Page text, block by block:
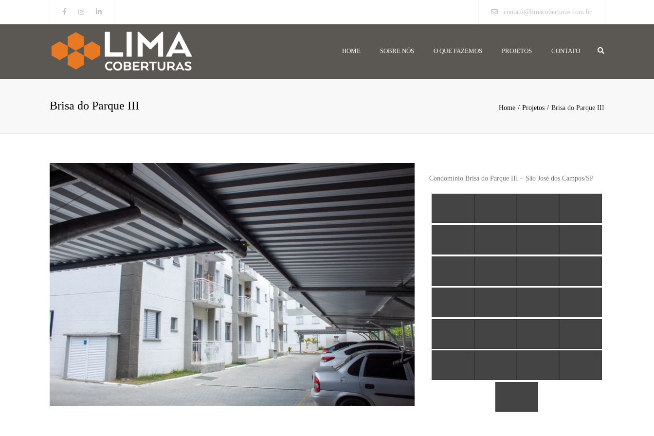
FacebookInstagramLinkedin contato@limacoberturas.com.br
HOME SOBRE NÓS O QUE FAZEMOS PROJETOS CONTATO
Brisa do Parque III Home Projetos Brisa do Parque III
Condomínio Brisa do Parque III – São José dos Campos/SP